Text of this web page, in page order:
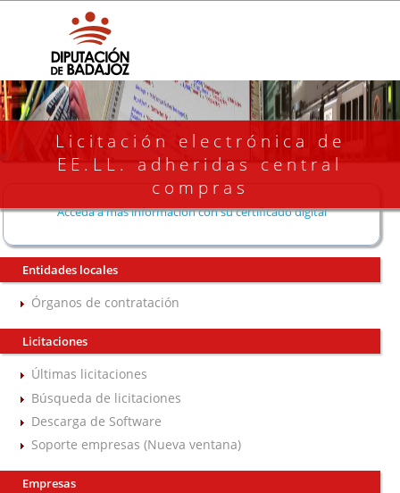
Licitación electrónica de
EE.LL. adheridas central
compras
Acceda a más información con su certificado digital
Entidades locales
Órganos de contratación
Licitaciones
Últimas licitaciones
Búsqueda de licitaciones
Descarga de Software
Soporte empresas (Nueva ventana)
Empresas